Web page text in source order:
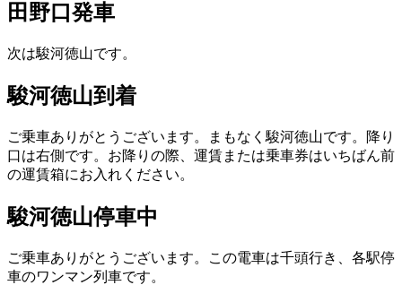
田野口発車
次は駿河徳山です。
駿河徳山到着
ご乗車ありがとうございます。まもなく駿河徳山です。降り
口は右側です。お降りの際、運賃または乗車券はいちばん前
の運賃箱にお入れください。
駿河徳山停車中
ご乗車ありがとうございます。この電車は千頭行き、各駅停
車のワンマン列車です。